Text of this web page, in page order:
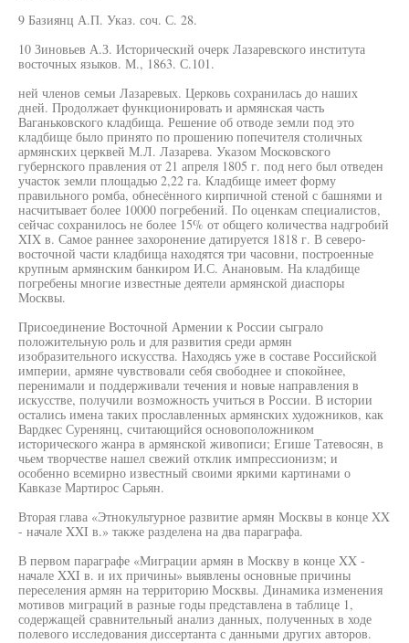
9 Базиянц А.П. Указ. соч. С. 28.
10 Зиновьев А.З. Исторический очерк Лазаревского института
восточных языков. М., 1863. С.101.
ней членов семьи Лазаревых. Церковь сохранилась до наших
дней. Продолжает функционировать и армянская часть
Ваганьковского кладбища. Решение об отводе земли под это
кладбище было принято по прошению попечителя столичных
армянских церквей М.Л. Лазарева. Указом Московского
губернского правления от 21 апреля 1805 г. под него был отведен
участок земли площадью 2,22 га. Кладбище имеет форму
правильного ромба, обнесённого кирпичной стеной с башнями и
насчитывает более 10000 погребений. По оценкам специалистов,
сейчас сохранилось не более 15% от общего количества надгробий
XIX в. Самое раннее захоронение датируется 1818 г. В северо-
восточной части кладбища находятся три часовни, построенные
крупным армянским банкиром И.С. Анановым. На кладбище
погребены многие известные деятели армянской диаспоры
Москвы.
Присоединение Восточной Армении к России сыграло
положительную роль и для развития среди армян
изобразительного искусства. Находясь уже в составе Российской
империи, армяне чувствовали себя свободнее и спокойнее,
перенимали и поддерживали течения и новые направления в
искусстве, получили возможность учиться в России. В истории
остались имена таких прославленных армянских художников, как
Вардкес Суренянц, считающийся основоположником
исторического жанра в армянской живописи; Егише Татевосян, в
чьем творчестве нашел свежий отклик импрессионизм; и
особенно всемирно известный своими яркими картинами о
Кавказе Мартирос Сарьян.
Вторая глава «Этнокультурное развитие армян Москвы в конце XX
- начале XXI в.» также разделена на два параграфа.
В первом параграфе «Миграции армян в Москву в конце XX -
начале XXI в. и их причины» выявлены основные причины
переселения армян на территорию Москвы. Динамика изменения
мотивов миграций в разные годы представлена в таблице 1,
содержащей сравнительный анализ данных, полученных в ходе
полевого исследования диссертанта с данными других авторов.